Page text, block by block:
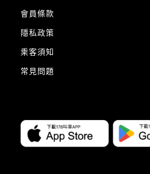
會員條款
隱私政策
乘客須知
常見問題